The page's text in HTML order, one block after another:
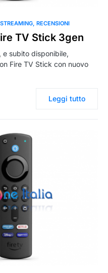
RECENSIONI
TV Stick 3gen
e subito disponibile,
Fire TV Stick con nuovo
Leggi tutto